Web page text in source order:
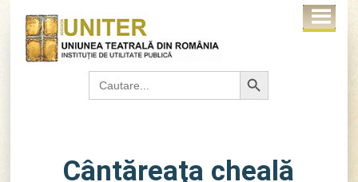
Search
for:
Search Button
Cântăreaţa cheală